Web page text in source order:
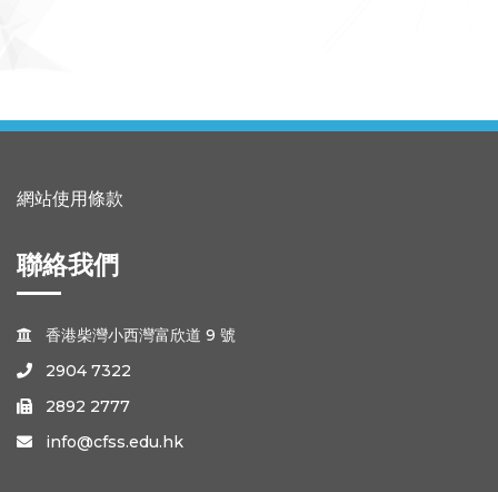
網站使用條款
聯絡我們
 香港柴灣小西灣富欣道 9 號
 2904 7322
 2892 2777
 info@cfss.edu.hk